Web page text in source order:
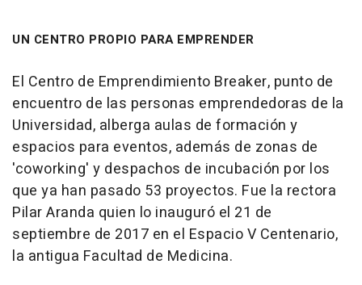
UN CENTRO PROPIO PARA EMPRENDER
El Centro de Emprendimiento Breaker, punto de
encuentro de las personas emprendedoras de la
Universidad, alberga aulas de formación y
espacios para eventos, además de zonas de
'coworking' y despachos de incubación por los
que ya han pasado 53 proyectos. Fue la rectora
Pilar Aranda quien lo inauguró el 21 de
septiembre de 2017 en el Espacio V Centenario,
la antigua Facultad de Medicina.